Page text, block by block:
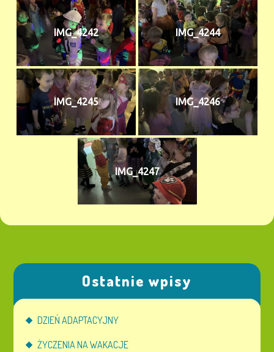
IMG_4242 IMG_4244
IMG_4245 IMG_4246
IMG_4247
Ostatnie wpisy
DZIEŃ ADAPTACYJNY
ŻYCZENIA NA WAKACJE